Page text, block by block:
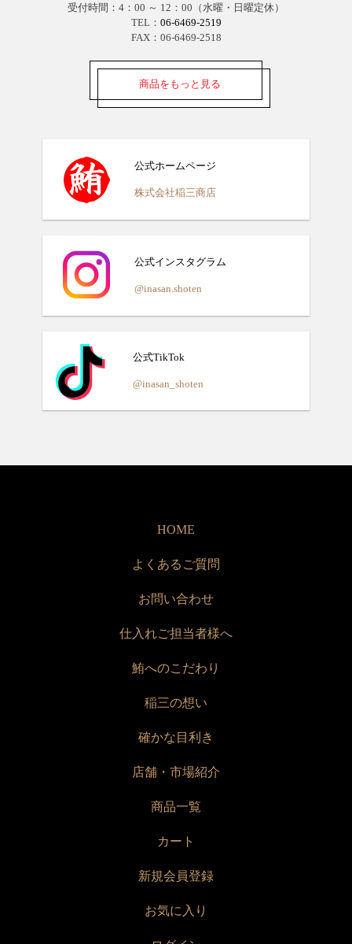
受付時間：4：00 ～ 12：00（水曜・日曜定休）
TEL： 06-6469-2519
FAX：06-6469-2518
商品をもっと見る
公式ホームページ
株式会社稲三商店
公式インスタグラム
@inasan.shoten
公式TikTok
@inasan_shoten
HOME
よくあるご質問
お問い合わせ
仕入れご担当者様へ
鮪へのこだわり
稲三の想い
確かな目利き
店舗・市場紹介
商品一覧
カート
新規会員登録
お気に入り